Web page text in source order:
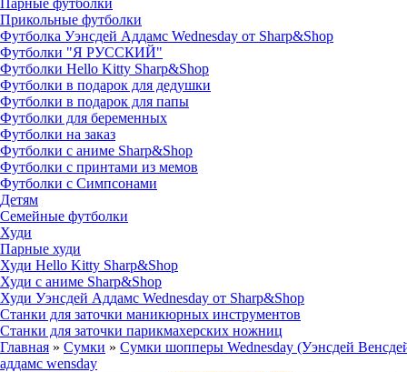
Парные футболки
Прикольные футболки
Футболка Уэнсдей Аддамс Wednesday от Sharp&Shop
Футболки "Я РУССКИЙ"
Футболки Hello Kitty Sharp&Shop
Футболки в подарок для дедушки
Футболки в подарок для папы
Футболки для беременных
Футболки на заказ
Футболки с аниме Sharp&Shop
Футболки с принтами из мемов
Футболки с Симпсонами
Детям
Семейные футболки
Худи
Парные худи
Худи Hello Kitty Sharp&Shop
Худи с аниме Sharp&Shop
Худи Уэнсдей Аддамс Wednesday от Sharp&Shop
Станки для заточки маникюрных инструментов
Станки для заточки парикмахерских ножниц
Главная » Сумки » Сумки шопперы Wednesday (Уэнсдей
аддамс wensday